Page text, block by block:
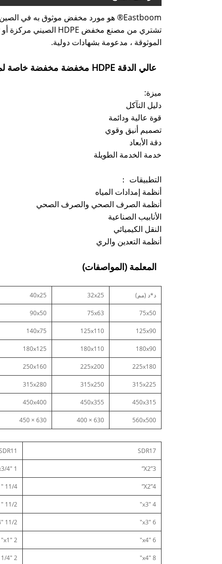
الموثوقة ، مدعومة بشهادات دولية.
عالي الدقة HDPE مخفضة مخفضة خاصة لميزة خطوط الأنابيب الكيميائية وتطبيقها
ميزة:
دليل التآكل
قوة عالية ودائمة
تصميم أنيق وقوي
دقة الأبعاد
خدمة الخدمة الطويلة
التطبيقات ：
أنظمة إمدادات المياه
أنظمة الصرف الصحي والصرف الصحي
الأنابيب الصناعية
النقل الكيميائي
أنظمة التعدين والري
المعلمة (المواصفات)
د*د (مم) 32x25
40x25
75x50
75x63
90x50
125x90
125x110
140x75
180x90
180x110
180x125
225x180
225x200
250x160
315x225
315x250
315x280
450x315
450x355
450x400
560x500
630 × 400
630 × 450
SDR17
3”X2”
1 "x3/4"
4”X2”
11/4 "x1"
4 "x3"
11/2 "x1"
6 "x3"
11/2 "x11/4"
6 "x4"
2 "x1"
8 "x4"
2 "x11/4"